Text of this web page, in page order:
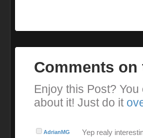
Comments
Enjoy this Post?
about it! Just do it
AdrianMG
Yep realy